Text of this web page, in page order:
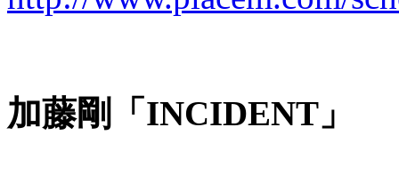
加藤剛「INCIDENT」